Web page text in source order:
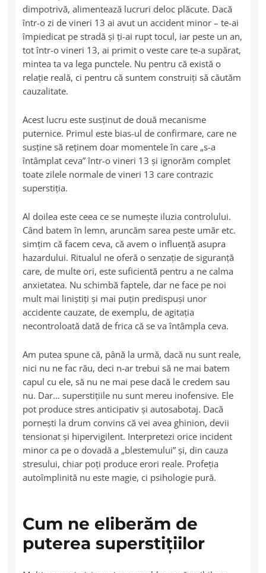
dimpotrivă, alimentează lucruri deloc plăcute. Dacă
într-o zi de vineri 13 ai avut un accident minor – te-ai
împiedicat pe stradă şi ţi-ai rupt tocul, iar peste un an,
tot într-o vineri 13, ai primit o veste care te-a supărat,
mintea ta va lega punctele. Nu pentru că există o
relație reală, ci pentru că suntem construiți să căutăm
cauzalitate.
Acest lucru este susținut de două mecanisme
puternice. Primul este bias-ul de confirmare, care ne
susţine să reţinem doar momentele în care „s-a
întâmplat ceva” într-o vineri 13 și ignorăm complet
toate zilele normale de vineri 13 care contrazic
superstiția.
Al doilea este ceea ce se numeşte iluzia controlului.
Când batem în lemn, aruncăm sarea peste umăr etc.
simțim că facem ceva, că avem o influență asupra
hazardului. Ritualul ne oferă o senzație de siguranță
care, de multe ori, este suficientă pentru a ne calma
anxietatea. Nu schimbă faptele, dar ne face pe noi
mult mai liniştiţi şi mai puţin predispuşi unor
accidente cauzate, de exemplu, de agitaţia
necontroloată dată de frica că se va întâmpla ceva.
Am putea spune că, până la urmă, dacă nu sunt reale,
nici nu ne fac rău, deci n-ar trebui să ne mai batem
capul cu ele, să nu ne mai pese dacă le credem sau
nu. Dar… superstițiile nu sunt mereu inofensive. Ele
pot produce stres anticipativ și autosabotaj. Dacă
pornești la drum convins că vei avea ghinion, devii
tensionat și hipervigilent. Interpretezi orice incident
minor ca pe o dovadă a „blestemului” și, din cauza
stresului, chiar poți produce erori reale. Profeția
autoîmplinită nu este magie, ci psihologie pură.
Cum ne eliberăm de
puterea superstiţiilor